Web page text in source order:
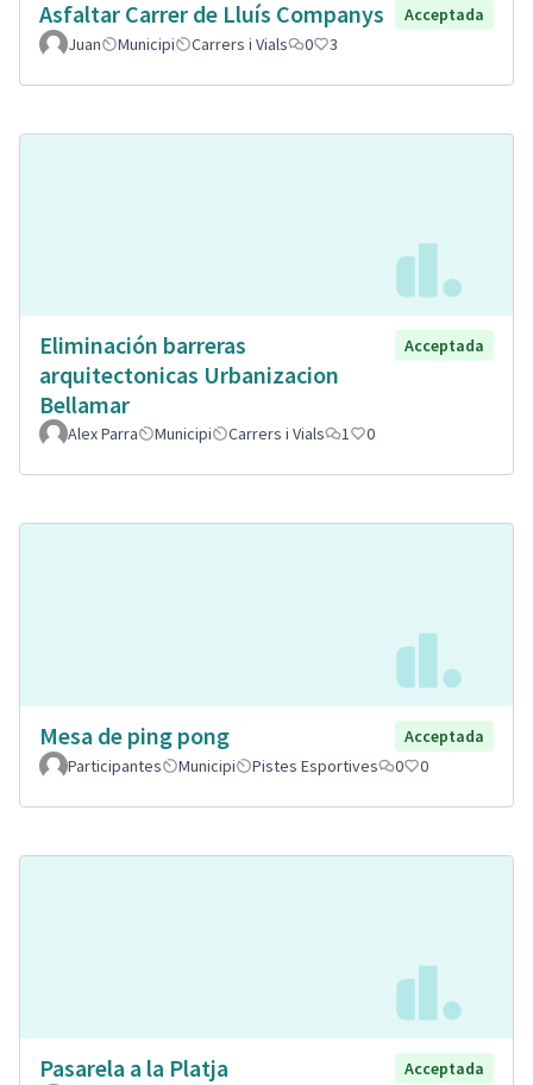
Asfaltar Carrer de Lluís Companys
Acceptada
Juan
Municipi Carrers i Vials 0 3
Eliminación barreras
arquitectonicas Urbanizacion
Bellamar
Acceptada
Alex Parra Municipi Carrers i Vials 1 0
Mesa de ping pong
Acceptada
Participantes
Municipi Pistes Esportives 0 0
Pasarela a la Platja
Acceptada